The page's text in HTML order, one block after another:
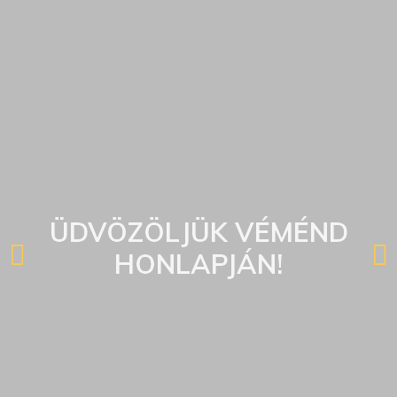
ÜDVÖZÖLJÜK VÉMÉND
HONLAPJÁN!